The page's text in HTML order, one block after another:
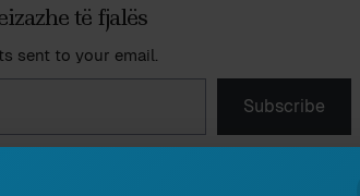
të fjalës
sent to your email.
Subscribe